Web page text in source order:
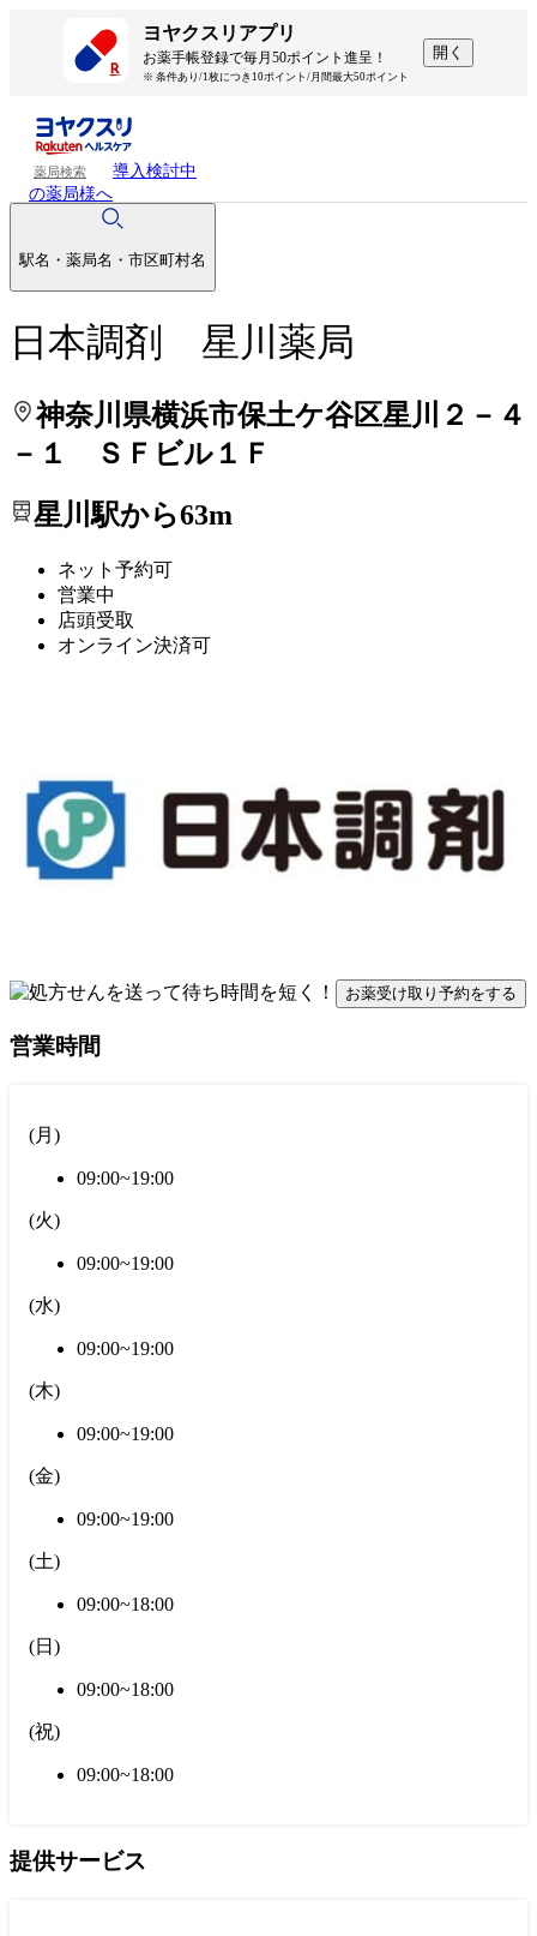
ヨヤクスリアプリ
お薬手帳登録で毎月50ポイント進呈！
※ 条件あり/1枚につき10ポイント/月間最大50ポイント
開く
薬局検索
導入検討中
の薬局様へ
駅名・薬局名・市区町村名
日本調剤 星川薬局
神奈川県横浜市保土ケ谷区星川２－４
－１ ＳＦビル１Ｆ
星川駅から63m
ネット予約可
営業中
店頭受取
オンライン決済可
処方せんを送って待ち時間を短く！
お薬受け取り予約をする
営業時間
(月 )
09:00~19:00
(火)
09:00~19:00
(水)
09:00~19:00
(木)
09:00~19:00
(金)
09:00~19:00
(土)
09:00~18:00
(日 )
09:00~18:00
(祝)
09:00~18:00
提供サービス
処方せんを送って待ち時間を短く！